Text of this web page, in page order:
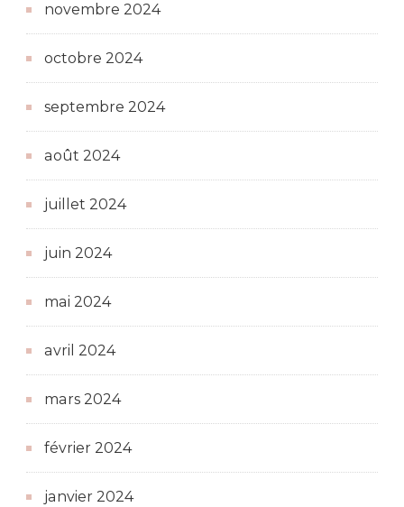
novembre 2024
octobre 2024
septembre 2024
août 2024
juillet 2024
juin 2024
mai 2024
avril 2024
mars 2024
février 2024
janvier 2024